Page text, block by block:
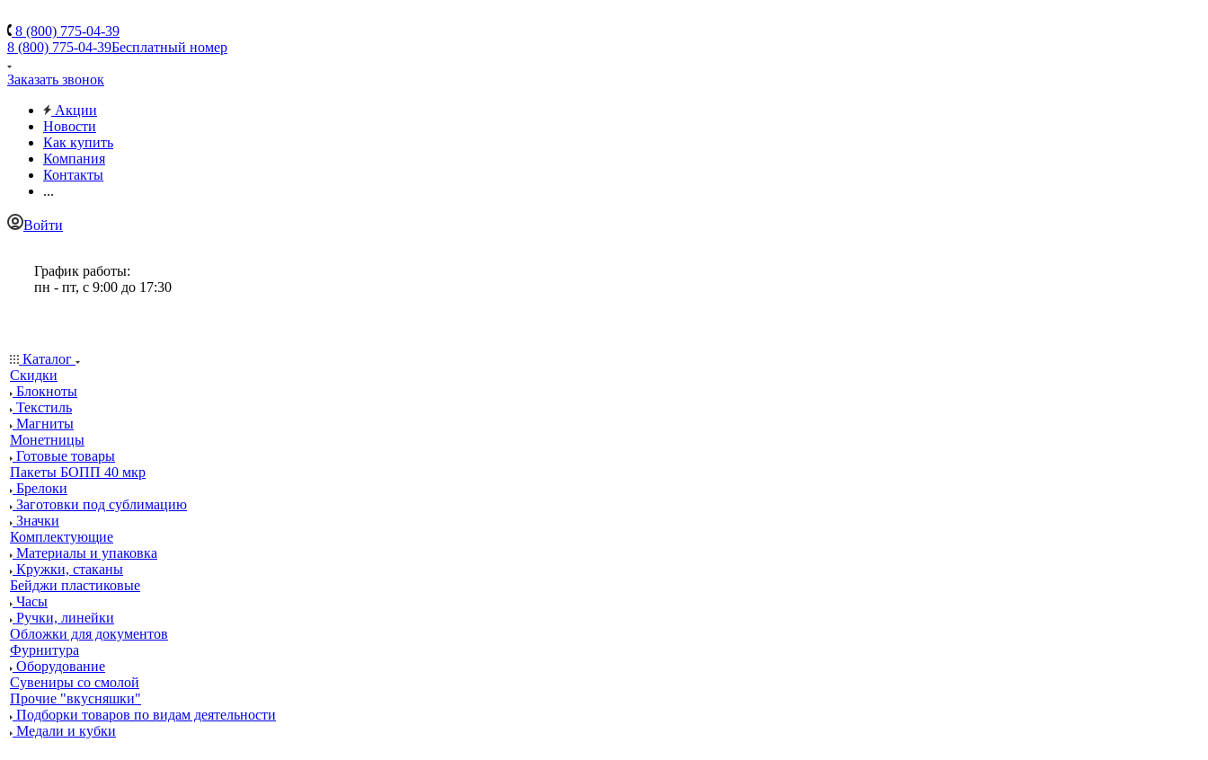
8 (800) 775-04-39
8 (800) 775-04-39Бесплатный номер
Заказать звонок
Акции
Новости
Как купить
Компания
Контакты
...
Войти
График работы:
пн - пт, с 9:00 до 17:30
Каталог
Скидки
Блокноты
Текстиль
Магниты
Монетницы
Готовые товары
Пакеты БОПП 40 мкр
Брелоки
Заготовки под сублимацию
Значки
Комплектующие
Материалы и упаковка
Кружки, стаканы
Бейджи пластиковые
Часы
Ручки, линейки
Обложки для документов
Фурнитура
Оборудование
Сувениры со смолой
Прочие "вкусняшки"
Подборки товаров по видам деятельности
Медали и кубки